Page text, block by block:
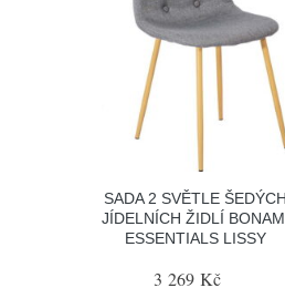
SADA 2 SVĚTLE ŠEDÝCH
JÍDELNÍCH ŽIDLÍ
ESSENTIALS LISSY
3 269 Kč